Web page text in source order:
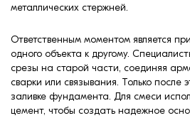
металлических стержней.
Ответственным моментом является
одного объекта к другому.
срезы на старой части, соединяя
сварки или связывания. Только после
заливке фундамента. Для смеси
цемент, чтобы создать надежное